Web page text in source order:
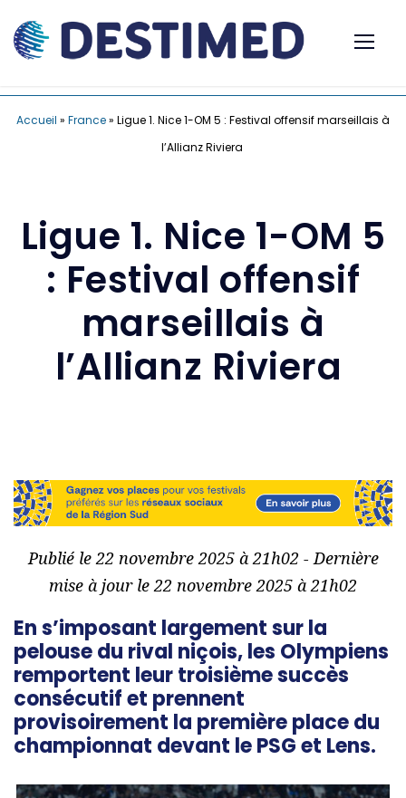
Accueil » France» Ligue 1. Nice 1-OM 5 : Festival offensif marseillais à
l’Allianz Riviera
Ligue 1. Nice 1-OM 5
: Festival offensif
marseillais à
l’Allianz Riviera
Publié le 22 novembre 2025 à 21h02 - Dernière
mise à jour le 22 novembre 2025 à 21h02
En s’imposant largement sur la
pelouse du rival niçois, les Olympiens
remportent leur troisième succès
consécutif et prennent
provisoirement la première place du
championnat devant le PSG et Lens.